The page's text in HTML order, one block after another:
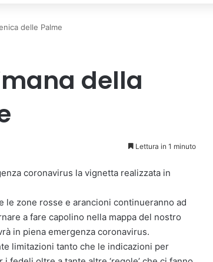
delle Palme
della
Lettura in 1 minuto
coronavirus la vignetta realizzata in
zone rosse e arancioni continueranno ad
a fare capolino nella mappa del nostro
in piena emergenza coronavirus.
limitazioni tanto che le indicazioni per